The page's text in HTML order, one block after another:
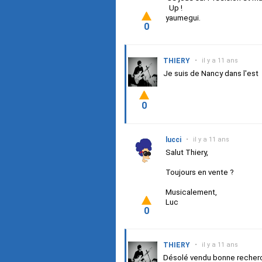
Up !
yaumegui.
0
THIERY • il y a 11 ans
Je suis de Nancy dans l'est
0
lucci • il y a 11 ans
Salut Thiery,
Toujours en vente ?
Musicalement,
Luc
0
THIERY • il y a 11 ans
Désolé vendu bonne